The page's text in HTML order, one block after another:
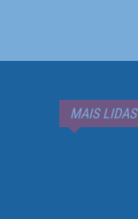
MAIS LIDAS